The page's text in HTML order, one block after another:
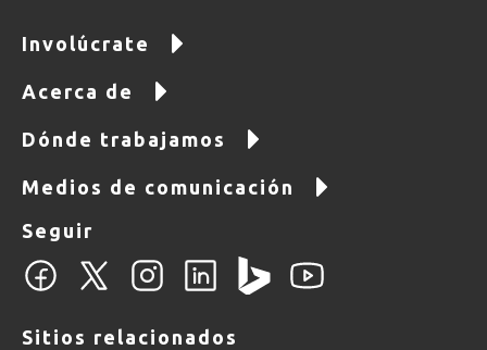
Involúcrate
Acerca de
Dónde trabajamos
Medios de comunicación
Seguir
Sitios relacionados